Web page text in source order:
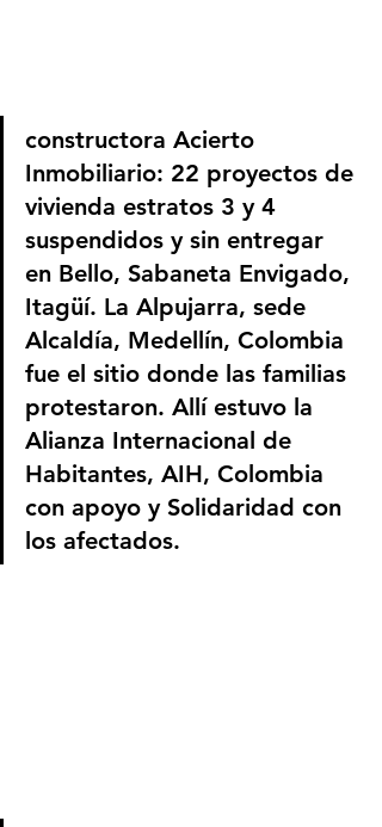
constructora Acierto
Inmobiliario: 22 proyectos de
vivienda estratos 3 y 4
suspendidos y sin entregar
en Bello, Sabaneta Envigado,
Itagüí. La Alpujarra, sede
Alcaldía, Medellín, Colombia
fue el sitio donde las familias
protestaron. Allí estuvo la
Alianza Internacional de
Habitantes, AIH, Colombia
con apoyo y Solidaridad con
los afectados.